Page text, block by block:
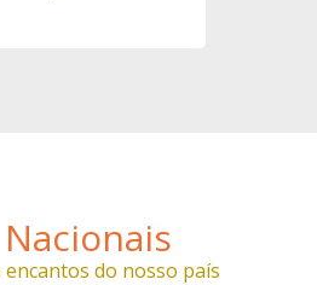
Nacionais
encantos do nosso país